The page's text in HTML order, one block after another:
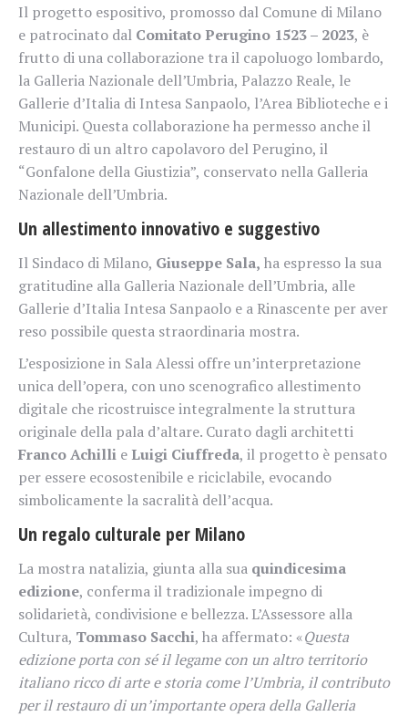
Il progetto espositivo, promosso dal Comune di Milano
e patrocinato dal Comitato Perugino 1523 – 2023, è
frutto di una collaborazione tra il capoluogo lombardo,
la Galleria Nazionale dell’Umbria, Palazzo Reale, le
Gallerie d’Italia di Intesa Sanpaolo, l’Area Biblioteche e i
Municipi. Questa collaborazione ha permesso anche il
restauro di un altro capolavoro del Perugino, il
“Gonfalone della Giustizia”, conservato nella Galleria
Nazionale dell’Umbria.
Un allestimento innovativo e suggestivo
Il Sindaco di Milano, Giuseppe Sala, ha espresso la sua
gratitudine alla Galleria Nazionale dell’Umbria, alle
Gallerie d’Italia Intesa Sanpaolo e a Rinascente per aver
reso possibile questa straordinaria mostra.
L’esposizione in Sala Alessi offre un’interpretazione
unica dell’opera, con uno scenografico allestimento
digitale che ricostruisce integralmente la struttura
originale della pala d’altare. Curato dagli architetti
Franco Achilli eLuigi Ciuffreda, il progetto è pensato
per essere ecosostenibile e riciclabile, evocando
simbolicamente la sacralità dell’acqua.
Un regalo culturale per Milano
La mostra natalizia, giunta alla sua quindicesima
edizione, conferma il tradizionale impegno di
solidarietà, condivisione e bellezza. L’Assessore alla
Cultura, Tommaso Sacchi, ha affermato: «Questa
edizione porta con sé il legame con un altro territorio
italiano ricco di arte e storia come l’Umbria, il contributo
per il restauro di un’importante opera della Galleria